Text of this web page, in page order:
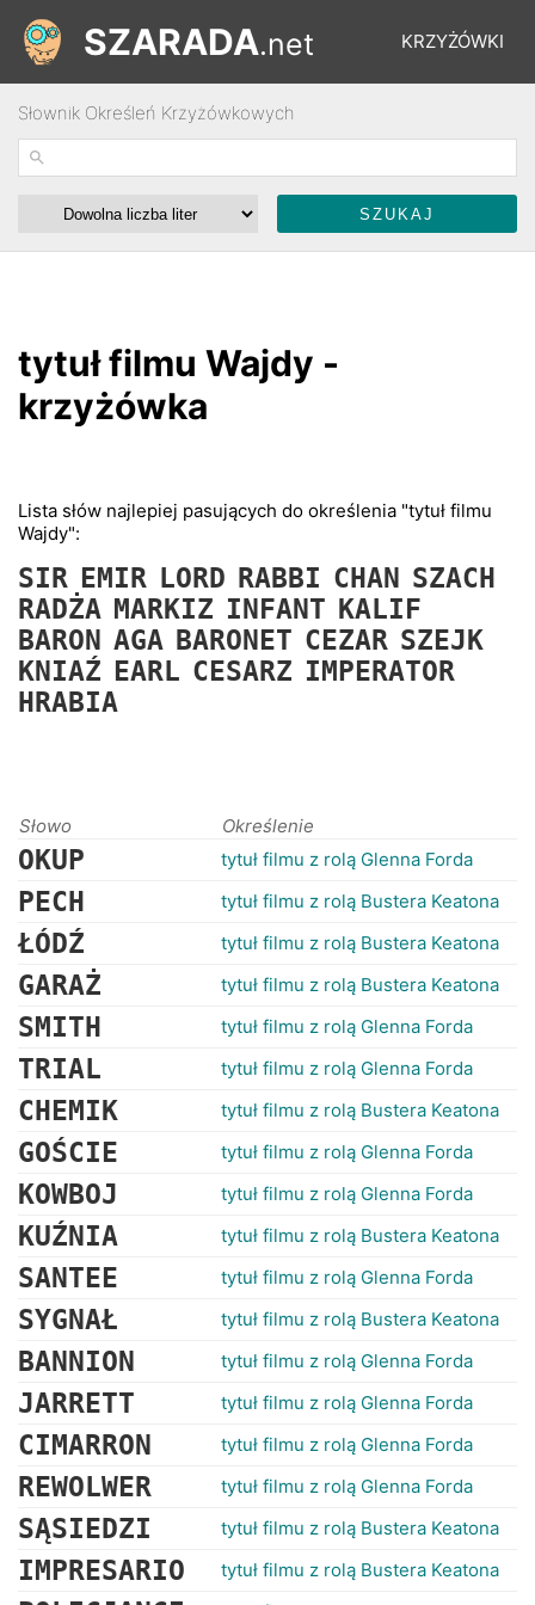
KRZYŻÓWKI
ŁAMIGŁÓWKI
SZARADA.net
Słownik Określeń Krzyżówkowych
tytuł filmu Wajdy -
krzyżówka
Lista słów najlepiej pasujących do określenia "tytuł filmu
Wajdy":
SIR EMIR LORD RABBI CHAN SZACH
RADŻA MARKIZ INFANT KALIF
BARON AGA BARONET CEZAR SZEJK
KNIAŹ EARL CESARZ IMPERATOR
HRABIA
Słowo Określenie
OKUP tytuł filmu z rolą Glenna Forda
PECH tytuł filmu z rolą Bustera Keatona
ŁÓDŹ tytuł filmu z rolą Bustera Keatona
GARAŻ tytuł filmu z rolą Bustera Keatona
SMITH tytuł filmu z rolą Glenna Forda
TRIAL tytuł filmu z rolą Glenna Forda
CHEMIK tytuł filmu z rolą Bustera Keatona
GOŚCIE tytuł filmu z rolą Glenna Forda
KOWBOJ tytuł filmu z rolą Glenna Forda
KUŹNIA tytuł filmu z rolą Bustera Keatona
SANTEE tytuł filmu z rolą Glenna Forda
SYGNAŁ tytuł filmu z rolą Bustera Keatona
BANNION tytuł filmu z rolą Glenna Forda
JARRETT tytuł filmu z rolą Glenna Forda
CIMARRON tytuł filmu z rolą Glenna Forda
REWOLWER tytuł filmu z rolą Glenna Forda
SĄSIEDZI tytuł filmu z rolą Bustera Keatona
IMPRESARIO tytuł filmu z rolą Bustera Keatona